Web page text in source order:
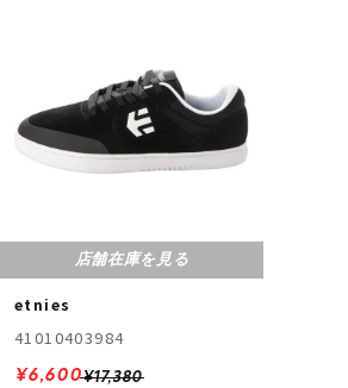
店舗在庫を見る
etnies
41010403984
¥17,380
¥6,600